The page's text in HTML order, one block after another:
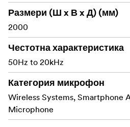
Размери (Ш x В x Д) (мм)
2000
Честотна характеристика
50Hz to 20kHz
Категория микрофон
Wireless Systems, Smartphone
Microphone